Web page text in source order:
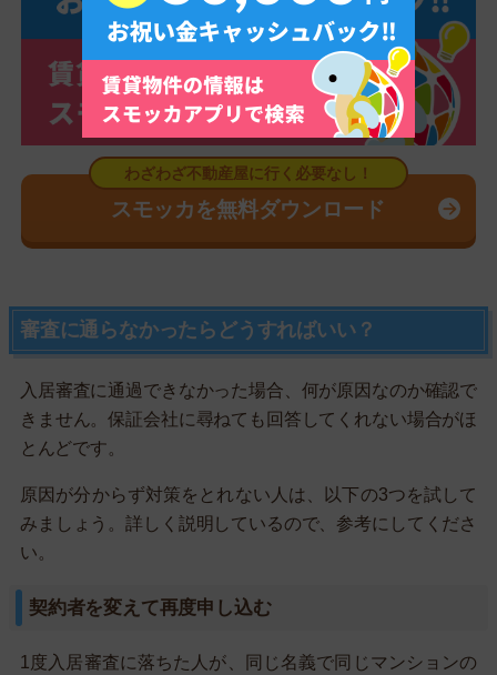
スモッカを無料ダウンロード
審査に通らなかったらどうすればいい？
入居審査に通過できなかった場合、何が原因なのか確認で
きません。保証会社に尋ねても回答してくれない場合がほ
とんどです。
原因が分からず対策をとれない人は、以下の3つを試して
みましょう。詳しく説明しているので、参考にしてくださ
い。
契約者を変えて再度申し込む
1度入居審査に落ちた人が、同じ名義で同じマンションの